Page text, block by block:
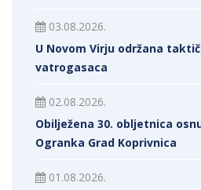
03.08.2026.
U Novom Virju održana
vatrogasaca
02.08.2026.
Obilježena 30. obljetnica
Ogranka Grad Koprivnica
01.08.2026.